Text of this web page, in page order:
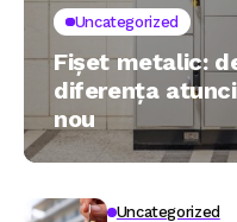
Uncategorized
Fișet metalic:
diferența
nou
Uncategorized